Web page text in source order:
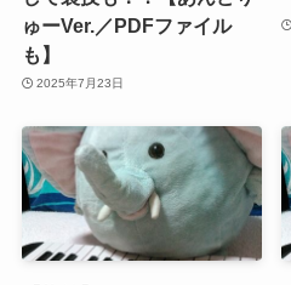
ゅーVer.／PDFファイル
も】
2025年7月23日